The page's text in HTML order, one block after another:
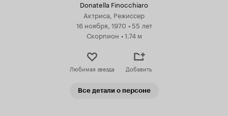
Donatella Finocchiaro
Актриса, Режиссер
16 ноября, 1970 •55 лет
Скорпион •1.74 м
Любимая звезда Добавить
Все детали о персоне